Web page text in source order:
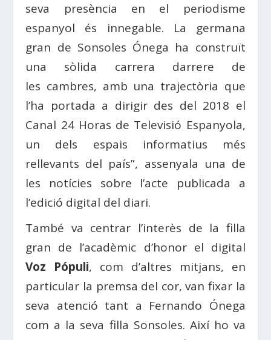
seva presència en el periodisme
espanyol és innegable. La germana
gran de Sonsoles Ónega ha construït
una sòlida carrera darrere de
les cambres, amb una trajectòria que
l’ha portada a dirigir des del 2018 el
Canal 24 Horas de Televisió Espanyola,
un dels espais informatius més
rellevants del país”, assenyala una de
les notícies sobre l’acte publicada a
l’edició digital del diari.
També va centrar l’interès de la filla
gran de l’acadèmic d’honor el digital
Voz
Pópuli, com d’altres mitjans, en
particular la premsa del cor, van fixar la
seva atenció tant a Fernando Ónega
com a la seva filla Sonsoles. Així ho va